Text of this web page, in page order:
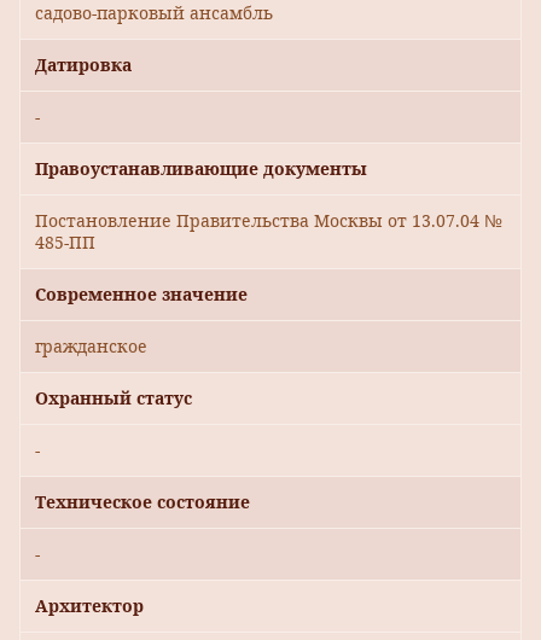
садово-парковый ансамбль
Датировка
-
Правоустанавливающие документы
Постановление Правительства Москвы от 13.07.04 №
485-ПП
Современное значение
гражданское
Охранный статус
-
Техническое состояние
-
Архитектор